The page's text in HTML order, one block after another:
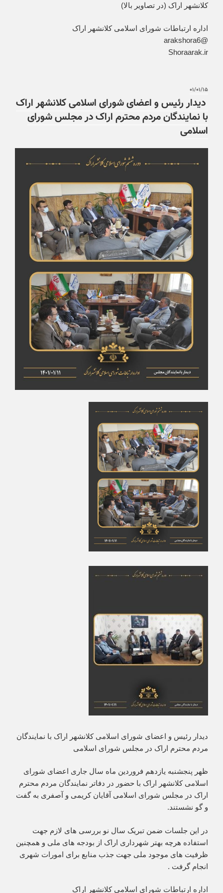
کلانشهر اراک (در تصاویر بالا)
اداره ارتباطات شورای اسلامی کلانشهر اراک
@arakshora6
Shoraarak.ir
۰۱/۰۱/۱۵
دیدار رئیس و اعضای شورای اسلامی کلانشهر اراک
با نمایندگان مردم محترم اراک در مجلس شورای
اسلامی
دیدار رئیس و اعضای شورای اسلامی کلانشهر اراک با نمایندگان
مردم محترم اراک در مجلس شورای اسلامی
ظهر پنجشنبه یازدهم فروردین ماه سال جاری اعضای شورای
اسلامی کلانشهر اراک با حضور در دفاتر نمایندگان مردم محترم
اراک در مجلس شورای اسلامی آقایان کریمی و آصفری به گفت
و گو نشستند.
در این جلسات ضمن تبریک سال نو بررسی های لازم جهت
استفاده هرچه بهتر شهرداری اراک از بودجه های ملی و همچنین
ظرفیت های موجود ملی جهت جذب منابع برای امورات شهری
انجام گرفت .
اداره ارتباطات شورای اسلامی کلانشهر اراک